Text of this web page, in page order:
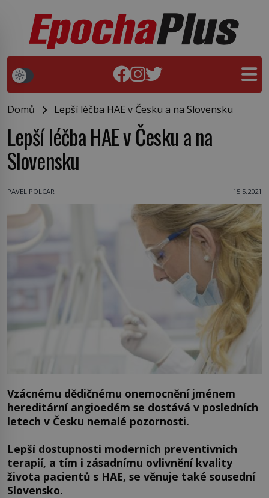
Domů Lepší léčba HAE v Česku a na Slovensku
Lepší léčba HAE v Česku a na
Slovensku
PAVEL POLCAR 15.5.2021
Vzácnému dědičnému onemocnění jménem
hereditární angioedém se dostává v posledních
letech v Česku nemalé pozornosti.
Lepší dostupnosti moderních preventivních
terapií, a tím i zásadnímu ovlivnění kvality
života pacientů s HAE, se věnuje také sousední
Slovensko.